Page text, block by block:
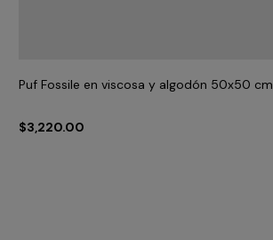
Puf Fossile en viscosa y algodón 50x50 cm
$3,220.00